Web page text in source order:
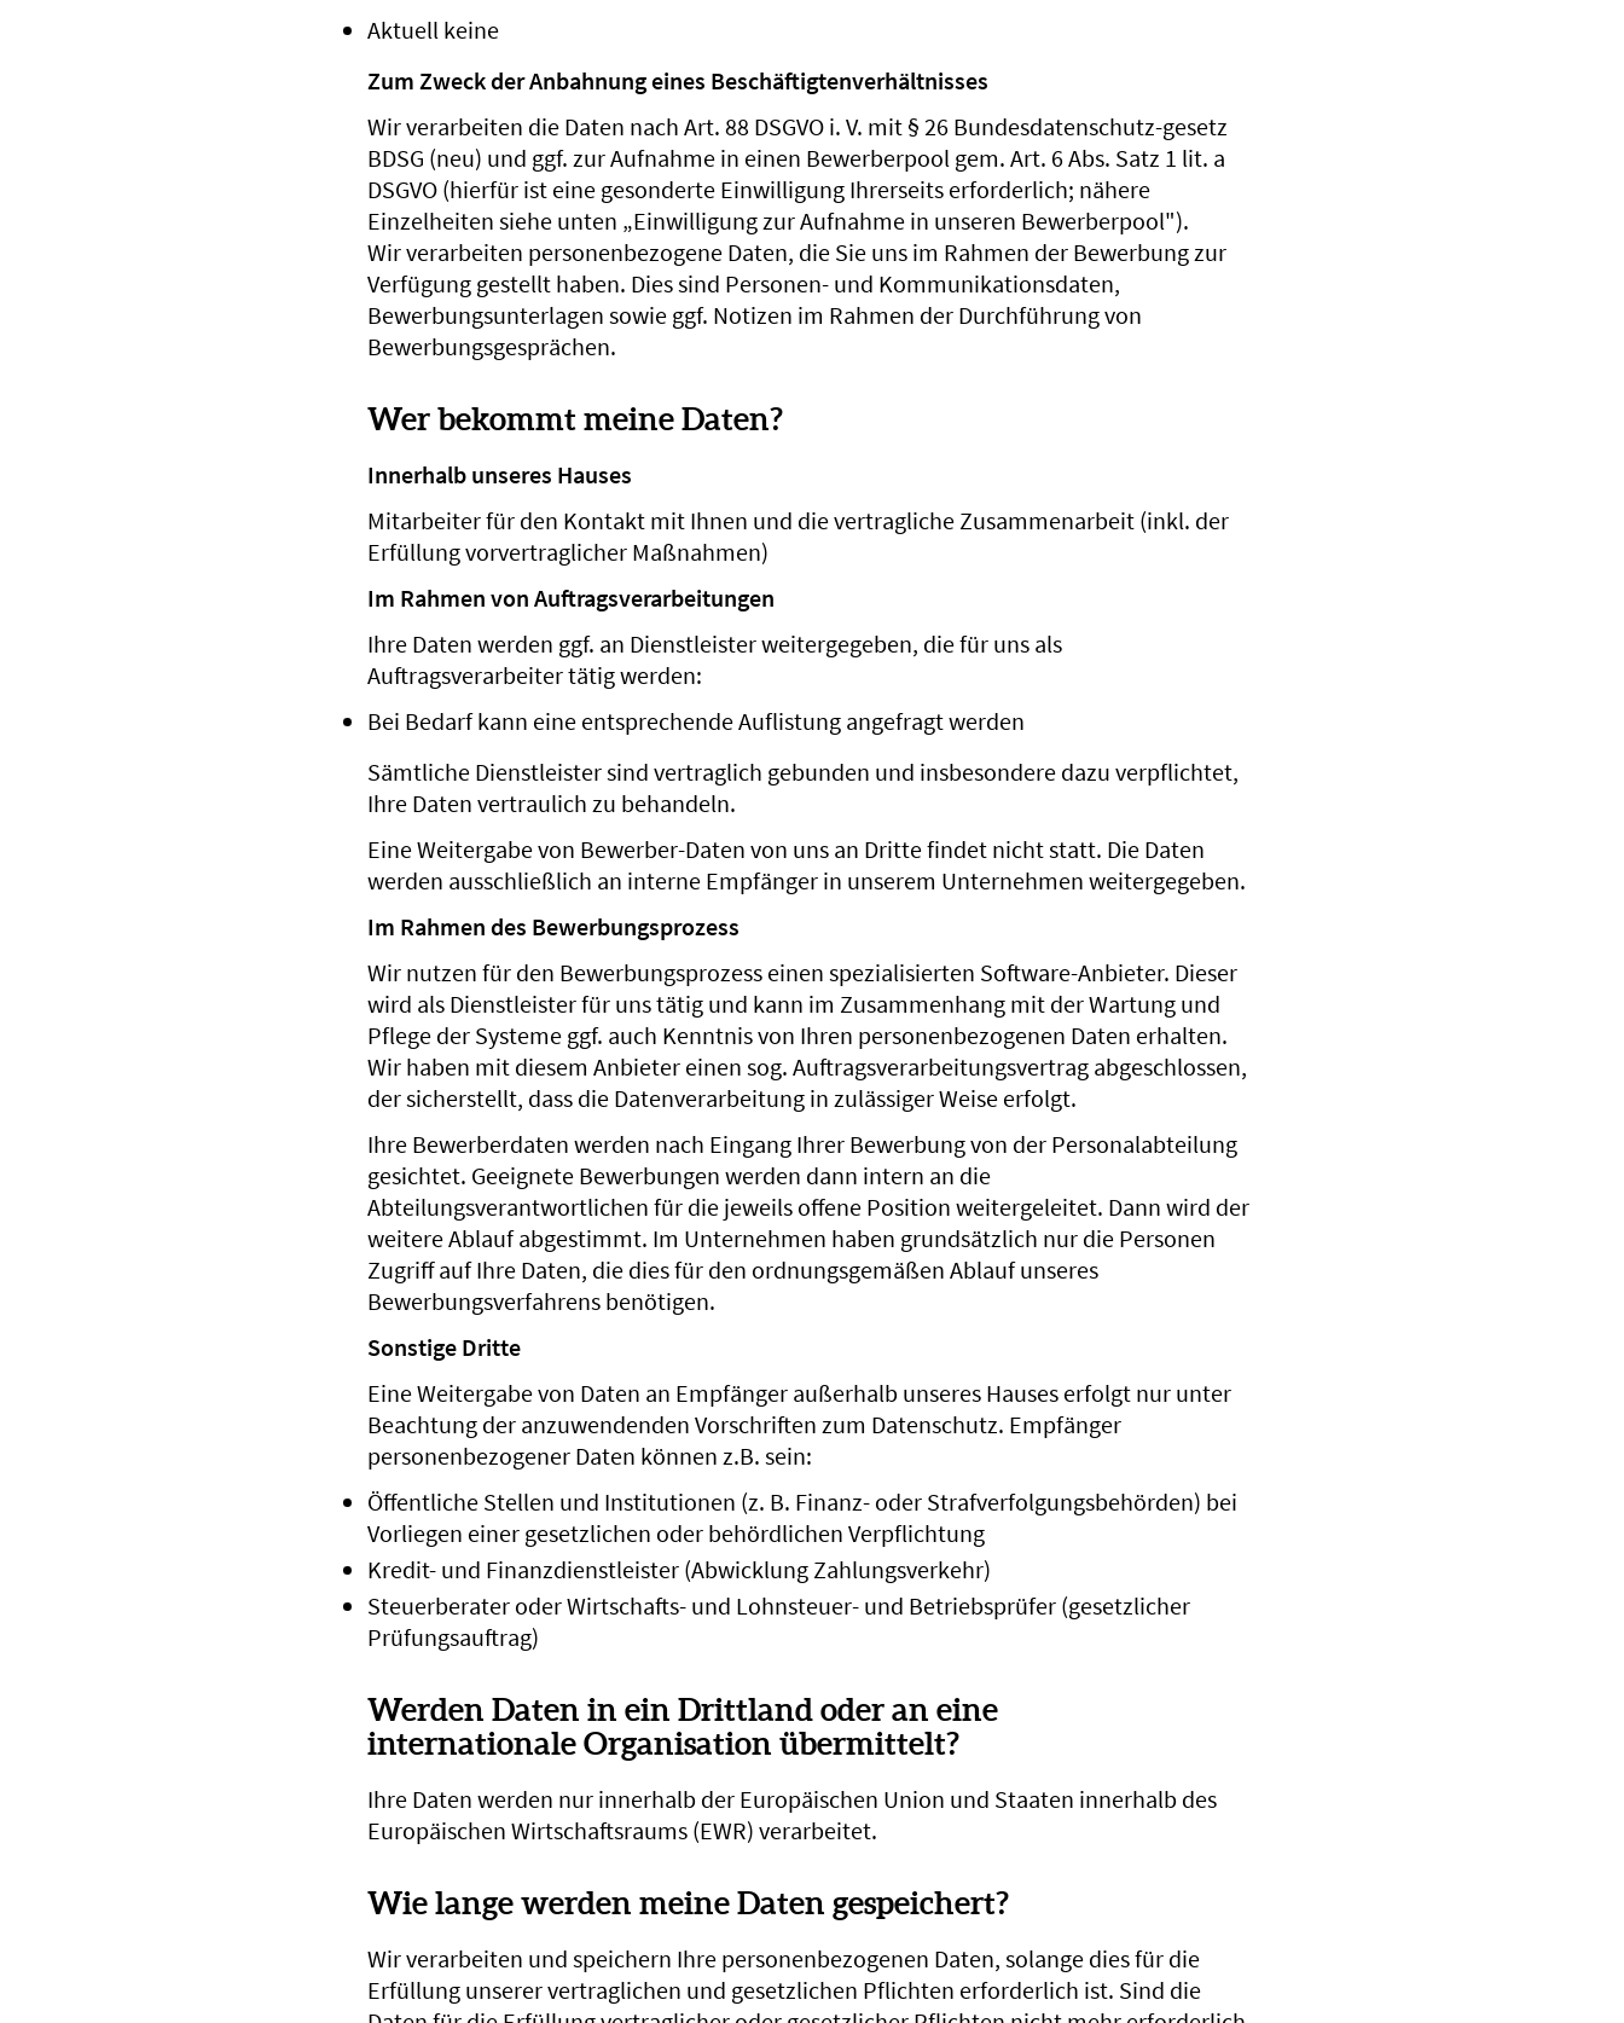
Aktuell keine
Zum Zweck der Anbahnung eines Beschäftigtenverhältnisses
Wir verarbeiten die Daten nach Art. 88 DSGVO i. V. mit § 26 Bundesdatenschutz-gesetz
BDSG (neu) und ggf. zur Aufnahme in einen Bewerberpool gem. Art. 6 Abs. Satz 1 lit. a
DSGVO (hierfür ist eine gesonderte Einwilligung Ihrerseits erforderlich; nähere
Einzelheiten siehe unten „Einwilligung zur Aufnahme in unseren Bewerberpool").
Wir verarbeiten personenbezogene Daten, die Sie uns im Rahmen der Bewerbung zur
Verfügung gestellt haben. Dies sind Personen- und Kommunikationsdaten,
Bewerbungsunterlagen sowie ggf. Notizen im Rahmen der Durchführung von
Bewerbungsgesprächen.
Wer bekommt meine Daten?
Innerhalb unseres Hauses
Mitarbeiter für den Kontakt mit Ihnen und die vertragliche Zusammenarbeit (inkl. der
Erfüllung vorvertraglicher Maßnahmen)
Im Rahmen von Auftragsverarbeitungen
Ihre Daten werden ggf. an Dienstleister weitergegeben, die für uns als
Auftragsverarbeiter tätig werden:
Bei Bedarf kann eine entsprechende Auflistung angefragt werden
Sämtliche Dienstleister sind vertraglich gebunden und insbesondere dazu verpflichtet,
Ihre Daten vertraulich zu behandeln.
Eine Weitergabe von Bewerber-Daten von uns an Dritte findet nicht statt. Die Daten
werden ausschließlich an interne Empfänger in unserem Unternehmen weitergegeben.
Im Rahmen des Bewerbungsprozess
Wir nutzen für den Bewerbungsprozess einen spezialisierten Software-Anbieter. Dieser
wird als Dienstleister für uns tätig und kann im Zusammenhang mit der Wartung und
Pflege der Systeme ggf. auch Kenntnis von Ihren personenbezogenen Daten erhalten.
Wir haben mit diesem Anbieter einen sog. Auftragsverarbeitungsvertrag abgeschlossen,
der sicherstellt, dass die Datenverarbeitung in zulässiger Weise erfolgt.
Ihre Bewerberdaten werden nach Eingang Ihrer Bewerbung von der Personalabteilung
gesichtet. Geeignete Bewerbungen werden dann intern an die
Abteilungsverantwortlichen für die jeweils offene Position weitergeleitet. Dann wird der
weitere Ablauf abgestimmt. Im Unternehmen haben grundsätzlich nur die Personen
Zugriff auf Ihre Daten, die dies für den ordnungsgemäßen Ablauf unseres
Bewerbungsverfahrens benötigen.
Sonstige Dritte
Eine Weitergabe von Daten an Empfänger außerhalb unseres Hauses erfolgt nur unter
Beachtung der anzuwendenden Vorschriften zum Datenschutz. Empfänger
personenbezogener Daten können z.B. sein:
Öffentliche Stellen und Institutionen (z. B. Finanz- oder Strafverfolgungsbehörden) bei
Vorliegen einer gesetzlichen oder behördlichen Verpflichtung
Kredit- und Finanzdienstleister (Abwicklung Zahlungsverkehr)
Steuerberater oder Wirtschafts- und Lohnsteuer- und Betriebsprüfer (gesetzlicher
Prüfungsauftrag)
Werden Daten in ein Drittland oder an eine
internationale Organisation übermittelt?
Ihre Daten werden nur innerhalb der Europäischen Union und Staaten innerhalb des
Europäischen Wirtschaftsraums (EWR) verarbeitet.
Wie lange werden meine Daten gespeichert?
Wir verarbeiten und speichern Ihre personenbezogenen Daten, solange dies für die
Erfüllung unserer vertraglichen und gesetzlichen Pflichten erforderlich ist. Sind die